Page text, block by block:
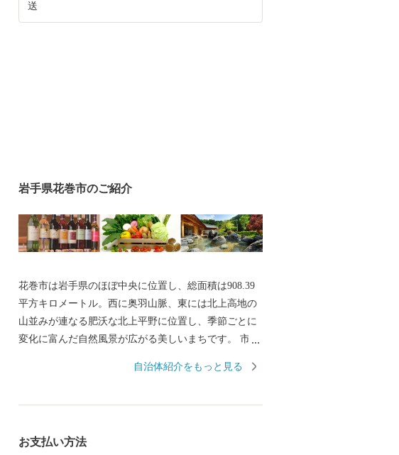
送
岩手県花巻市のご紹介
花巻市は岩手県のほぼ中央に位置し、総面積は908.39
平方キロメートル。西に奥羽山脈、東には北上高地の
山並みが連なる肥沃な北上平野に位置し、季節ごとに
変化に富んだ自然風景が広がる美しいまちです。 市の
があります。周辺は県立自然公園に指定され、立ちの
に、早池峰神楽や鹿踊りなどの郷土芸能、日本三大杜
自治体紹介をもっと見る
お支払い方法